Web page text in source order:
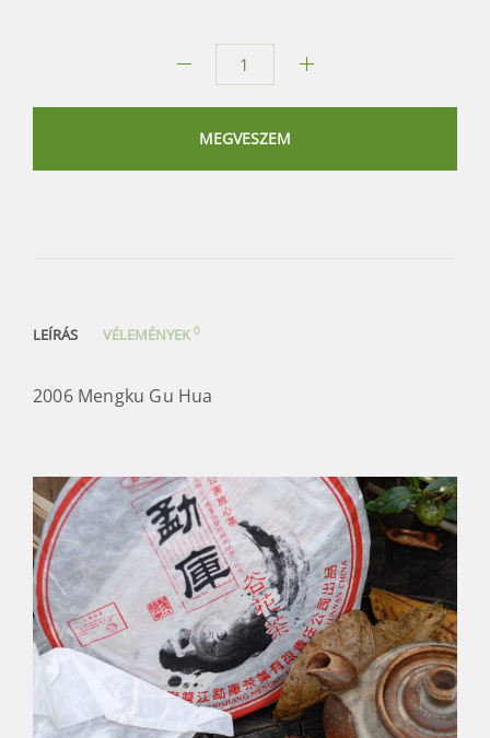
mennyiség
MEGVESZEM
LEÍRÁS VÉLEMÉNYEK 0
2006 Mengku Gu Hua